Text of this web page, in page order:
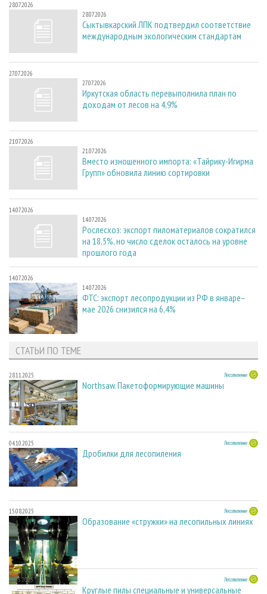
28.07.2026
28.07.2026
Сыктывкарский ЛПК подтвердил соответствие
международным экологическим стандартам
27.07.2026
27.07.2026
Иркутская область перевыполнила план по
доходам от лесов на 4,9%
21.07.2026
21.07.2026
Вместо изношенного импорта: «Тайрику-Игирма
Групп» обновила линию сортировки
14.07.2026
14.07.2026
Рослесхоз: экспорт пиломатериалов сократился
на 18,5%, но число сделок осталось на уровне
прошлого года
14.07.2026
14.07.2026
ФТС: экспорт лесопродукции из РФ в январе–
мае 2026 снизился на 6,4%
СТАТЬИ ПО ТЕМЕ
28.11.2025 Лесопиление
Northsaw. Пакетоформирующие машины
04.10.2025 Лесопиление
Дробилки для лесопиления
15.08.2025 Лесопиление
Образование «стружки» на лесопильных линиях
27.05.2025 Лесопиление
Круглые пилы специальные и универсальные